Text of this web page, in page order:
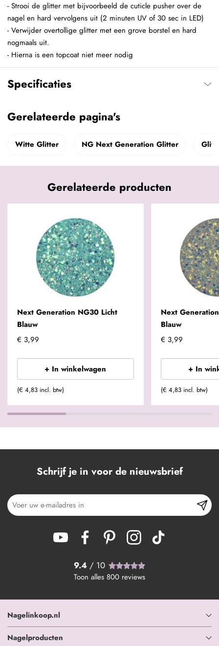
- Strooi de glitter met bijvoorbeeld de cuticle pusher over de
nagel en hard vervolgens uit (2 minuten UV of 30 sec in LED)
- Verwijder overtollige glitter met een grove borstel en hard
nogmaals uit.
- Hierna is een topcoat niet meer nodig
Specificaties
Gerelateerde pagina's
Witte Glitter NG Next Generation Glitter
Gerelateerde producten
Next Generation NG30 Licht
Blauw
€ 3,99
+ In winkelwagen
(€ 4,83 incl. btw)
Next
Blauw
€ 3,99
+ In
(€ 4,83 incl. btw)
Schrijf je in voor de nieuwsbrief
9.4 / 10
Toon alles 800 reviews
Nagelinkoop.nl
Nagelproducten